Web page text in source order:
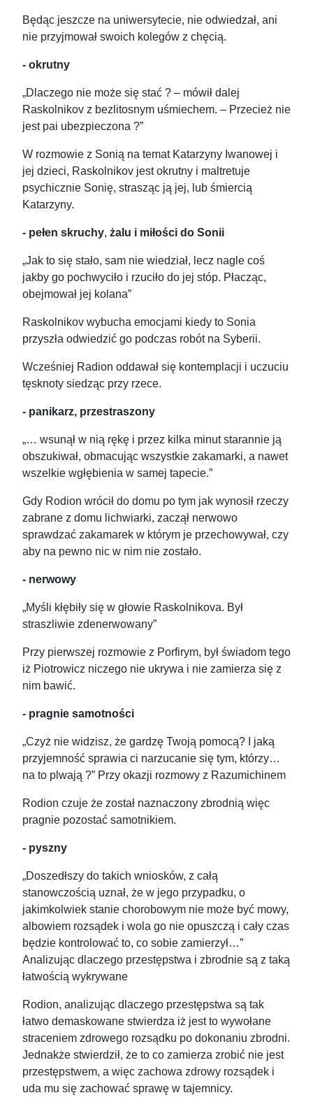
Będąc jeszcze na uniwersytecie, nie odwiedzał, ani
nie przyjmował swoich kolegów z chęcią.
- okrutny
„Dlaczego nie może się stać ? – mówił dalej
Raskolnikov z bezlitosnym uśmiechem. – Przecież nie
jest pai ubezpieczona ?”
W rozmowie z Sonią na temat Katarzyny Iwanowej i
jej dzieci, Raskolnikov jest okrutny i maltretuje
psychicznie Sonię, strasząc ją jej, lub śmiercią
Katarzyny.
- pełen skruchy, żalu i miłości do Sonii
„Jak to się stało, sam nie wiedział, lecz nagle coś
jakby go pochwyciło i rzuciło do jej stóp. Płacząc,
obejmował jej kolana”
Raskolnikov wybucha emocjami kiedy to Sonia
przyszła odwiedzić go podczas robót na Syberii.
Wcześniej Radion oddawał się kontemplacji i uczuciu
tęsknoty siedząc przy rzece.
- panikarz, przestraszony
„… wsunął w nią rękę i przez kilka minut starannie ją
obszukiwał, obmacując wszystkie zakamarki, a nawet
wszelkie wgłębienia w samej tapecie.”
Gdy Rodion wrócił do domu po tym jak wynosił rzeczy
zabrane z domu lichwiarki, zaczął nerwowo
sprawdzać zakamarek w którym je przechowywał, czy
aby na pewno nic w nim nie zostało.
- nerwowy
„Myśli kłębiły się w głowie Raskolnikova. Był
straszliwie zdenerwowany”
Przy pierwszej rozmowie z Porfirym, był świadom tego
iż Piotrowicz niczego nie ukrywa i nie zamierza się z
nim bawić.
- pragnie samotności
„Czyż nie widzisz, że gardzę Twoją pomocą? I jaką
przyjemność sprawia ci narzucanie się tym, którzy…
na to plwają ?” Przy okazji rozmowy z Razumichinem
Rodion czuje że został naznaczony zbrodnią więc
pragnie pozostać samotnikiem.
- pyszny
„Doszedłszy do takich wniosków, z całą
stanowczością uznał, że w jego przypadku, o
jakimkolwiek stanie chorobowym nie może być mowy,
albowiem rozsądek i wola go nie opuszczą i cały czas
będzie kontrolować to, co sobie zamierzył…”
Analizując dlaczego przestępstwa i zbrodnie są z taką
łatwością wykrywane
Rodion, analizując dlaczego przestępstwa są tak
łatwo demaskowane stwierdza iż jest to wywołane
straceniem zdrowego rozsądku po dokonaniu zbrodni.
Jednakże stwierdził, że to co zamierza zrobić nie jest
przestępstwem, a więc zachowa zdrowy rozsądek i
uda mu się zachować sprawę w tajemnicy.